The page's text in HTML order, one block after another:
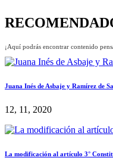
¡Aquí podrás encontrar contenido
Juana Inés de Asbaje y Ramírez de
12, 11, 2020
La modificación al artículo 3°